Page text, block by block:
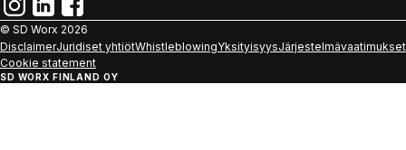
© SD Worx 2026
DisclaimerJuridiset yhtiötWhistleblowingYksityisyysJärjestelmävaatimukset
Cookie statement
SD WORX FINLAND OY